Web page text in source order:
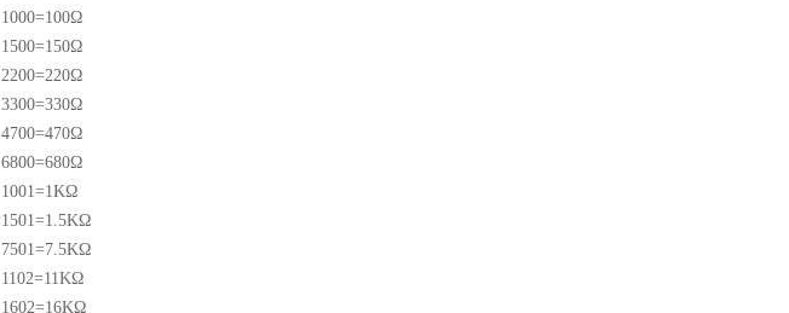
1000=100Ω
1500=150Ω
2200=220Ω
3300=330Ω
4700=470Ω
6800=680Ω
1001=1KΩ
1501=1.5KΩ
7501=7.5KΩ
1102=11KΩ
1602=16KΩ